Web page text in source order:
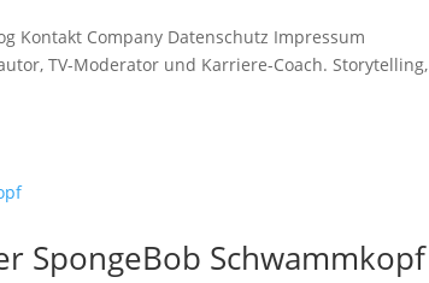
Kontakt Company Datenschutz Impressum
TV-Moderator und Karriere-Coach. Storytelling,
SpongeBob Schwammkopf